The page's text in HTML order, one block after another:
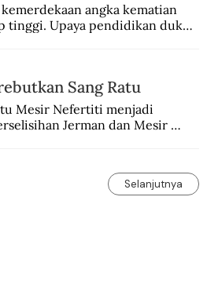
kemerdekaan angka kematian
tinggi. Upaya pendidikan dukun
Sang Ratu
Mesir Nefertiti menjadi
Jerman dan Mesir
Selanjutnya